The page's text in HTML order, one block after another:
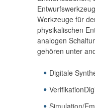
Werkzeuge für
physikalischen
analogen
gehören unter
Digitale
Simulation/